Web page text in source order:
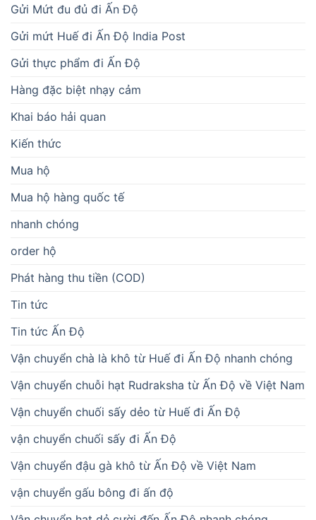
Gửi Mứt đu đủ đi Ấn Độ
Gửi mứt Huế đi Ấn Độ India Post
Gửi thực phẩm đi Ấn Độ
Hàng đặc biệt nhạy cảm
Khai báo hải quan
Kiến thức
Mua hộ
Mua hộ hàng quốc tế
nhanh chóng
order hộ
Phát hàng thu tiền (COD)
Tin tức
Tin tức Ấn Độ
Vận chuyển chà là khô từ Huế đi Ấn Độ nhanh chóng
Vận chuyển chuỗi hạt Rudraksha từ Ấn Độ về Việt Nam
Vận chuyển chuối sấy dẻo từ Huế đi Ấn Độ
vận chuyển chuối sấy đi Ấn Độ
Vận chuyển đậu gà khô từ Ấn Độ về Việt Nam
vận chuyển gấu bông đi ấn độ